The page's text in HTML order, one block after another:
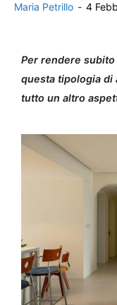
Maria Petrillo - 4
Per rendere
questa tipologia di
tutto un altro